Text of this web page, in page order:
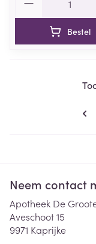
Bestel
Neem contact
Apotheek De
Aveschoot 15
9971 Kaprijke